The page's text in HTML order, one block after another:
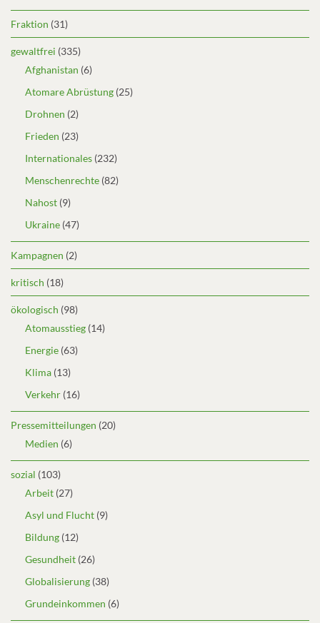
Fraktion (31)
gewaltfrei (335)
Afghanistan (6)
Atomare Abrüstung (25)
Drohnen (2)
Frieden (23)
Internationales (232)
Menschenrechte (82)
Nahost (9)
Ukraine (47)
Kampagnen (2)
kritisch (18)
ökologisch (98)
Atomausstieg (14)
Energie (63)
Klima (13)
Verkehr (16)
Pressemitteilungen (20)
Medien (6)
sozial (103)
Arbeit (27)
Asyl und Flucht (9)
Bildung (12)
Gesundheit (26)
Globalisierung (38)
Grundeinkommen (6)